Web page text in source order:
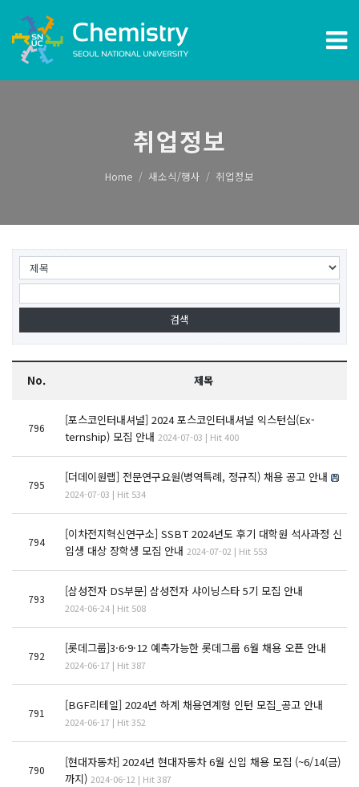
취업정보
Home 새소식/행사 취업정보
No. 제목
796
[포스코인터내셔널] 2024 포스코인터내셔널 익스턴십(Ex-
ternship) 모집 안내 2024-07-03 | Hit 400
795
[더데이원랩] 전문연구요원(병역특례, 정규직) 채용 공고 안내
2024-07-03 | Hit 534
794
[이차전지혁신연구소] SSBT 2024년도 후기 대학원 석사과정 신
입생 대상 장학생 모집 안내 2024-07-02 | Hit 553
793
[삼성전자 DS부문] 삼성전자 샤이닝스타 5기 모집 안내
2024-06-24 | Hit 508
792
[롯데그룹]3·6·9·12 예측가능한 롯데그룹 6월 채용 오픈 안내
2024-06-17 | Hit 387
791
[BGF리테일] 2024년 하계 채용연계형 인턴 모집_공고 안내
2024-06-17 | Hit 352
790
[현대자동차] 2024년 현대자동차 6월 신입 채용 모집 (~6/14(금)
까지) 2024-06-12 | Hit 387